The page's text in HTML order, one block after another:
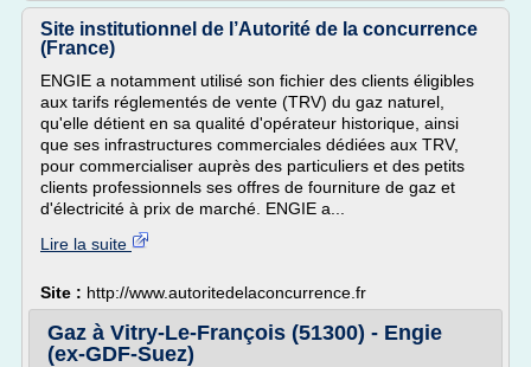
Site institutionnel de l’Autorité de la concurrence
(France)
ENGIE a notamment utilisé son fichier des clients éligibles
aux tarifs réglementés de vente (TRV) du gaz naturel,
qu'elle détient en sa qualité d'opérateur historique, ainsi
que ses infrastructures commerciales dédiées aux TRV,
pour commercialiser auprès des particuliers et des petits
clients professionnels ses offres de fourniture de gaz et
d'électricité à prix de marché. ENGIE a...
Lire la suite
Site : http://www.autoritedelaconcurrence.fr
Gaz à Vitry-Le-François (51300) - Engie
(ex-GDF-Suez)